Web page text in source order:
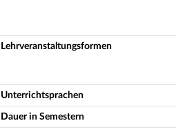
Lehrveranstaltungsformen
Unterrichtsprachen
Dauer in Semestern